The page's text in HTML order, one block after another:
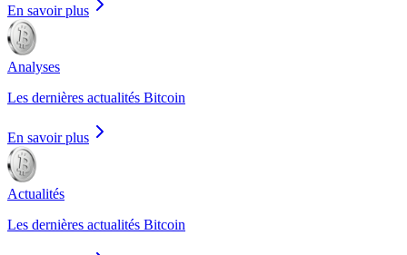
En savoir plus
Analyses
Les dernières actualités Bitcoin
En savoir plus
Actualités
Les dernières actualités Bitcoin